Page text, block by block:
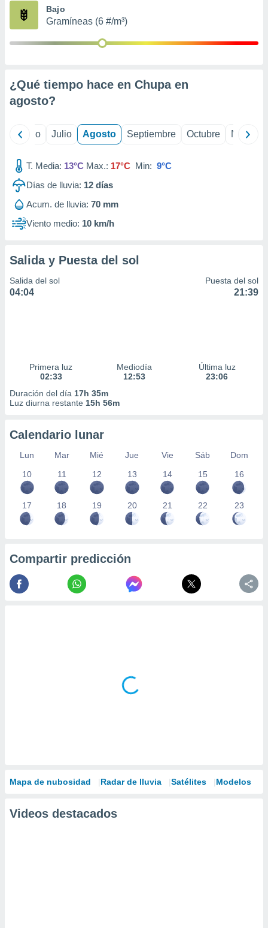
publicidad
1199
Bajo
Gramíneas (6 #/m³)
¿Qué tiempo hace en Chupa en
agosto?
Junio Julio Agosto Septiembre Octubre
T. Media: 13°C Max.: 17°C Min: 9°C
Días de lluvia: 12 días
Acum. de lluvia: 70 mm
Viento medio: 10 km/h
Salida y Puesta del sol
Salida del sol
04:04
Puesta del sol
21:39
Primera luz
02:33
Mediodía
12:53
Última luz
23:06
Duración del día 17h 35m
Luz diurna restante 15h 56m
Calendario lunar
Lun Mar Mié Jue Vie Sáb
Dom
10
11 12 13 14 15 16
17 18 19 20 21 22 23
Compartir predicción
Mapa de nubosidad Radar de lluvia Satélites Modelos
Videos destacados